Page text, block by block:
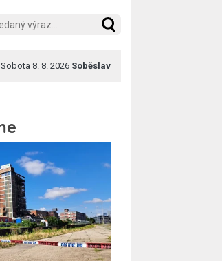
Sobota 8. 8. 2026 Soběslav